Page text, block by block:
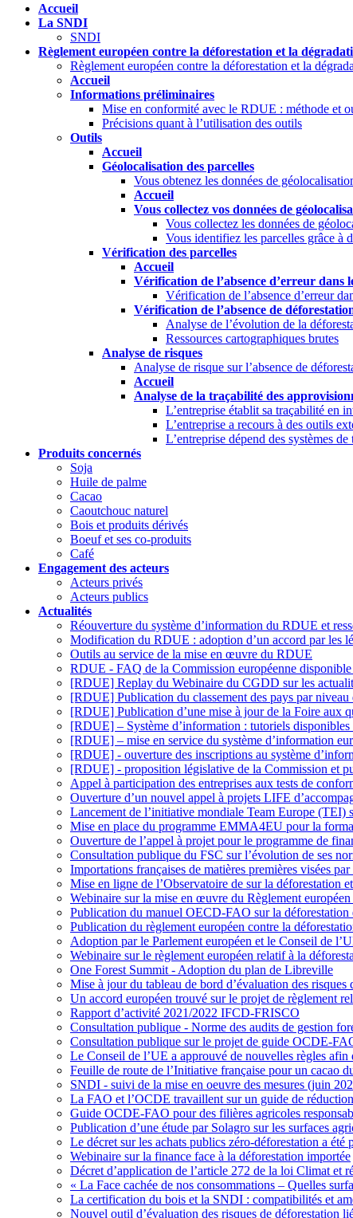
Accueil
La SNDI
SNDI
Règlement européen contre la déforestation et la
Règlement européen contre la déforestation et la
Accueil
Informations préliminaires
Mise en conformité avec le RDUE : méthode et
Précisions quant à l’utilisation des outils
Outils
Accueil
Géolocalisation des parcelles
Vous obtenez les données de
Accueil
Vous collectez vos données de
Vous collectez les données de
Vous identifiez les parcelles grâce à
Vérification des parcelles
Accueil
Vérification de l’absence d’erreur dans
Vérification de l’absence d’erreur
Vérification de l’absence de
Analyse de l’évolution de la
Ressources cartographiques brutes
Analyse de risques
Analyse de risque sur l’absence de
Accueil
Analyse de la traçabilité des
L’entreprise établit sa traçabilité en
L’entreprise a recours à des outils
L’entreprise dépend des systèmes
Produits concernés
Soja
Huile de palme
Cacao
Caoutchouc naturel
Bois et produits dérivés
Boeuf et ses co-produits
Café
Engagement des acteurs
Acteurs privés
Acteurs publics
Actualités
Réouverture du système d’information du RDUE et
Modification du RDUE : adoption d’un accord par les
Outils au service de la mise en œuvre du RDUE
RDUE - FAQ de la Commission européenne disponible
[RDUE] Replay du Webinaire du CGDD sur les
[RDUE] Publication du classement des pays par niveau
[RDUE] Publication d’une mise à jour de la Foire aux
[RDUE] – Système d’information : tutoriels disponibles
[RDUE] – mise en service du système d’information
[RDUE] - ouverture des inscriptions au système
[RDUE] - proposition législative de la Commission et
Appel à participation des entreprises aux tests de
Ouverture d’un nouvel appel à projets LIFE
Lancement de l’initiative mondiale Team Europe (TEI)
Mise en place du programme EMMA4EU pour la
Ouverture de l’appel à projet pour le programme de
Consultation publique du FSC sur l’évolution de ses
Importations françaises de matières premières visées
Mise en ligne de l’Observatoire de sur la déforestation
Webinaire sur la mise en œuvre du Règlement
Publication du manuel OECD-FAO sur la
Publication du règlement européen contre la
Adoption par le Parlement européen et le Conseil de
Webinaire sur le règlement européen relatif à la
One Forest Summit - Adoption du plan de Libreville
Mise à jour du tableau de bord d’évaluation des
Un accord européen trouvé sur le projet de règlement
Rapport d’activité 2021/2022 IFCD-FRISCO
Consultation publique - Norme des audits de gestion
Consultation publique sur le projet de guide OCDE-
Le Conseil de l’UE a approuvé de nouvelles règles
Feuille de route de l’Initiative française pour un cacao
SNDI - suivi de la mise en oeuvre des mesures (juin
La FAO et l’OCDE travaillent sur un guide de
Guide OCDE-FAO pour des filières agricoles
Publication d’une étude par Solagro sur les surfaces
Le décret sur les achats publics zéro-déforestation a été
Webinaire sur la finance face à la déforestation importée
Décret d’application de l’article 272 de la loi Climat et
« La Face cachée de nos consommations – Quelles
La certification du bois et la SNDI : compatibilités et
Nouvel outil d’évaluation des risques de déforestation